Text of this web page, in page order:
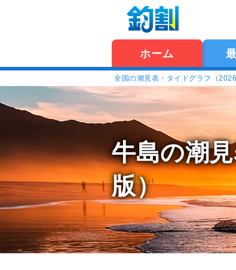
ホーム
全国の潮見表・タイドグラフ（
牛島の潮
版）